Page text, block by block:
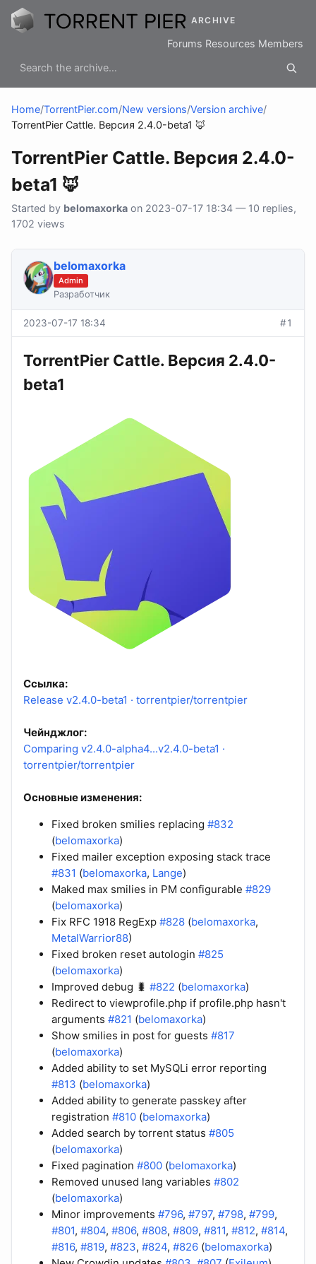
ARCHIVE
Forums Resources Members
Home/TorrentPier.com/New versions/Version archive/
TorrentPier Cattle. Версия 2.4.0-beta1 🦊
TorrentPier Cattle. Версия 2.4.0-
beta1 🦊
Started by belomaxorka on 2023-07-17 18:34 — 10 replies,
1702 views
belomaxorka
Admin
Разработчик
2023-07-17 18:34 #1
TorrentPier Cattle. Версия 2.4.0-
beta1
Ссылка:
Release v2.4.0-beta1 · torrentpier/torrentpier
Чейнджлог:
Comparing v2.4.0-alpha4...v2.4.0-beta1 ·
torrentpier/torrentpier
Основные изменения:
Fixed broken smilies replacing #832
(belomaxorka)
Fixed mailer exception exposing stack trace
#831 (belomaxorka, Lange)
Maked max smilies in PM configurable #829
(belomaxorka)
Fix RFC 1918 RegExp #828 (belomaxorka,
MetalWarrior88)
Fixed broken reset autologin #825
(belomaxorka)
Improved debug 🐛 #822 (belomaxorka)
Redirect to viewprofile.php if profile.php hasn't
arguments #821 (belomaxorka)
Show smilies in post for guests #817
(belomaxorka)
Added ability to set MySQLi error reporting
#813 (belomaxorka)
Added ability to generate passkey after
registration #810 (belomaxorka)
Added search by torrent status #805
(belomaxorka)
Fixed pagination #800 (belomaxorka)
Removed unused lang variables #802
(belomaxorka)
Minor improvements #796, #797, #798, #799,
#801, #804, #806, #808, #809, #811, #812, #814,
#816, #819, #823, #824, #826 (belomaxorka)